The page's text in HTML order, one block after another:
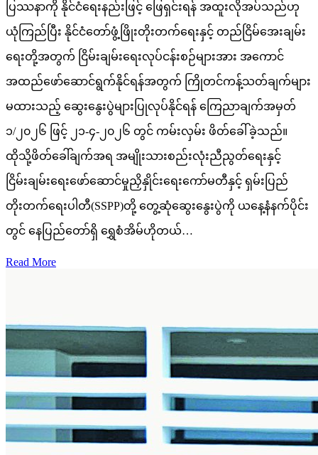
ပြဿနာကို နိုင်ငံရေးနည်းဖြင့် ဖြေရှင်းရန် အထူးလိုအပ်သည်ဟု
ယုံကြည်ပြီး နိုင်ငံတော်ဖွံ့ဖြိုးတိုးတက်ရေးနှင့် တည်ငြိမ်အေးချမ်း
ရေးတို့အတွက် ငြိမ်းချမ်းရေးလုပ်ငန်းစဉ်များအား အကောင်
အထည်ဖော်ဆောင်ရွက်နိုင်ရန်အတွက် ကြိုတင်ကန့်သတ်ချက်များ
မထားသည့် ဆွေးနွေးပွဲများပြုလုပ်နိုင်ရန် ကြေညာချက်အမှတ်
၁/၂၀၂၆ ဖြင့် ၂၁-၄-၂၀၂၆ တွင် ကမ်းလှမ်း ဖိတ်ခေါ်ခဲ့သည်။
ထိုသို့ဖိတ်ခေါ်ချက်အရ အမျိုးသားစည်းလုံးညီညွတ်ရေးနှင့်
ငြိမ်းချမ်းရေးဖော်ဆောင်မှုညှိနှိုင်းရေးကော်မတီနှင့် ရှမ်းပြည်
တိုးတက်ရေးပါတီ(SSPP)တို့ တွေ့ဆုံဆွေးနွေးပွဲကို ယနေ့နံနက်ပိုင်း
တွင် နေပြည်တော်ရှိ ရွှေစံအိမ်ဟိုတယ်…
Read More